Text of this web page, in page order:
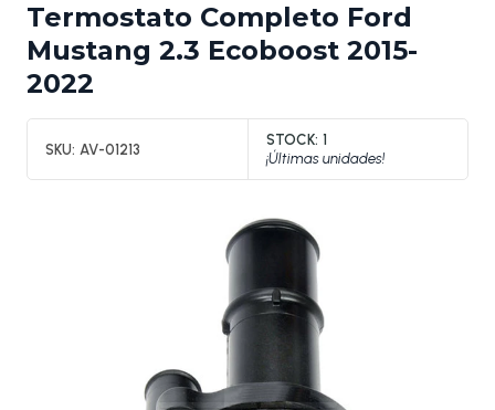
Termostato Completo Ford
Mustang 2.3 Ecoboost 2015-
2022
SKU: AV-01213
STOCK: 1
¡Últimas unidades!